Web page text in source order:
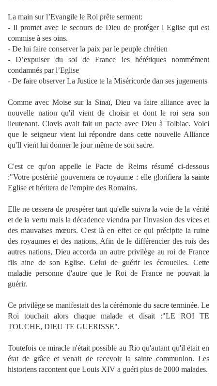
La main sur l’Evangile le Roi prête serment:
- Il promet avec le secours de Dieu de protéger l Eglise qui est
commise à ses oins.
- De lui faire conserver la paix par le peuple chrétien
- D’expulser du sol de France les hérétiques nommément
condamnés par l’Eglise
- De faire observer La Justice te la Miséricorde dan ses jugements
Comme avec Moise sur la Sinaï, Dieu va faire alliance avec la
nouvelle nation qu'il vient de choisir et dont le roi sera son
lieutenant. Clovis avait fait un pacte avec Dieu à Tolbiac. Voici
que le seigneur vient lui répondre dans cette nouvelle Alliance
qu'Il vient lui donner le jour même de son sacre.
C'est ce qu'on appelle le Pacte de Reims résumé ci-dessous
:"Votre postérité gouvernera ce royaume : elle glorifiera la sainte
Eglise et héritera de l'empire des Romains.
Elle ne cessera de prospérer tant qu'elle suivra la voie de la vérité
et de la vertu mais la décadence viendra par l'invasion des vices et
des mauvaises mœurs. C'est là en effet ce qui précipite la ruine
des royaumes et des nations. Afin de le différencier des rois des
autres nations, Dieu accorda un autre privilège au roi de France
fils aine de son Eglise. Celui de guérir les écrouelles. Cette
maladie personne d'autre que le Roi de France ne pouvait la
guérir.
Ce privilège se manifestait des la cérémonie du sacre terminée. Le
Roi touchait alors chaque malade et disait :"LE ROI TE
TOUCHE, DIEU TE GUERISSE".
Toutefois ce miracle n'était possible au Rio qu'autant qu'il était en
état de grâce et venait de recevoir la sainte communion. Les
historiens racontent que Louis XIV a guéri plus de 2000 malades.